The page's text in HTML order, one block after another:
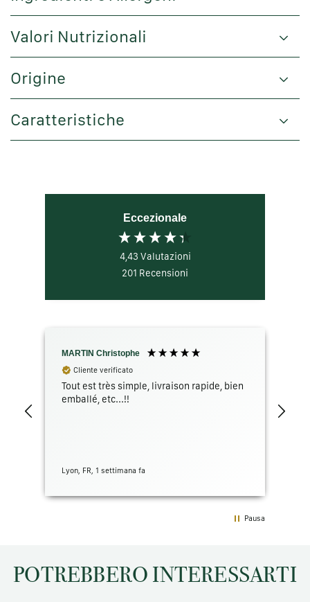
Valori Nutrizionali
Origine
Caratteristiche
Eccezionale
4,43 Valutazioni
201 Recensioni
MARTIN Christophe
Cliente verificato
Tout est très simple, livraison rapide, bien
emballé, etc...!!
Lyon, FR, 1 settimana fa
Pausa
POTREBBERO INTERESSARTI